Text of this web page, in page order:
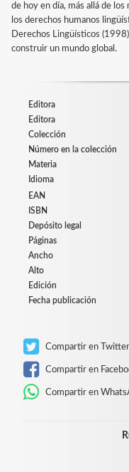
de hoy en día, más allá de
los derechos humanos
Derechos Lingüísticos
construir un mundo global.
Editora
Editora
Colección
Número en la colección
Materia
Idioma
EAN
ISBN
Depósito legal
Páginas
Ancho
Alto
Edición
Fecha publicación
Compartir en Twitter
Compartir en
Compartir en